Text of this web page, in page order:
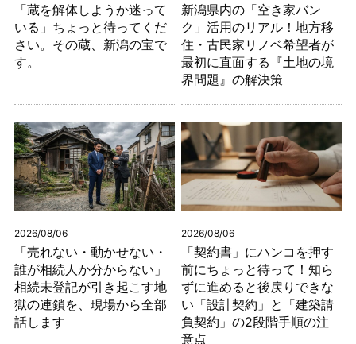
「蔵を解体しようか迷って
いる」ちょっと待ってくだ
さい。その蔵、新潟の宝で
す。
新潟県内の「空き家バン
ク」活用のリアル！地方移
住・古民家リノベ希望者が
最初に直面する『土地の境
界問題』の解決策
2026/08/06
「売れない・動かせない・
誰が相続人か分からない」
相続未登記が引き起こす地
獄の連鎖を、現場から全部
話します
2026/08/06
「契約書」にハンコを押す
前にちょっと待って！知ら
ずに進めると後戻りできな
い「設計契約」と「建築請
負契約」の2段階手順の注
意点